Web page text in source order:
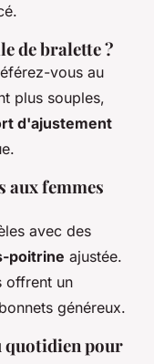
de bralette ?
vous au
plus souples,
d'ajustement
aux femmes
avec des
poitrine ajustée.
offrent un
généreux.
quotidien pour